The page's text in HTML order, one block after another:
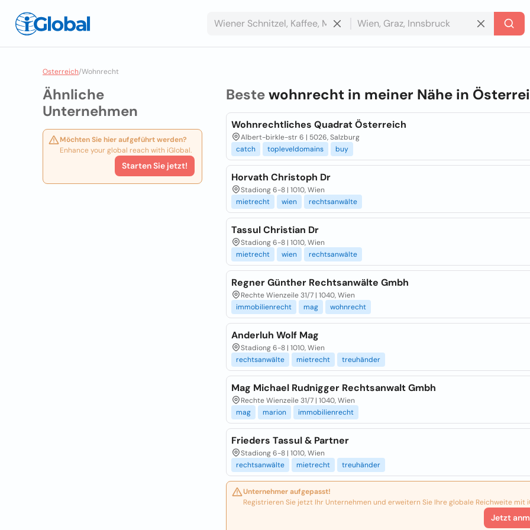
Osterreich/Wohnrecht
Ähnliche
Unternehmen
Möchten Sie hier aufgeführt werden?
Enhance your global reach with iGlobal.
Starten Sie jetzt!
Bestewohnrecht in meiner Nähe in
Wohnrechtliches Quadrat Österreich
Albert-birkle-str 6 | 5026, Salzburg
catch
topleveldomains buy
Horvath Christoph Dr
Stadiong 6-8 | 1010, Wien
mietrecht
wien rechtsanwälte
Tassul Christian Dr
Stadiong 6-8 | 1010, Wien
mietrecht
wien rechtsanwälte
Regner Günther Rechtsanwälte Gmbh
Rechte Wienzeile 31/7 | 1040, Wien
immobilienrecht
mag wohnrecht
Anderluh Wolf Mag
Stadiong 6-8 | 1010, Wien
rechtsanwälte
mietrecht treuhänder
Mag Michael Rudnigger Rechtsanwalt Gmbh
Rechte Wienzeile 31/7 | 1040, Wien
mag
marion immobilienrecht
Frieders Tassul & Partner
Stadiong 6-8 | 1010, Wien
rechtsanwälte
mietrecht treuhänder
Unternehmer aufgepasst!
Registrieren Sie jetzt Ihr Unternehmen und erweitern Sie Ihre globale Reichweite mit
Jetzt